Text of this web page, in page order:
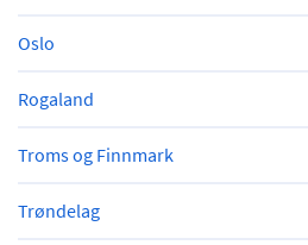
Oslo
Rogaland
Troms og Finnmark
Trøndelag